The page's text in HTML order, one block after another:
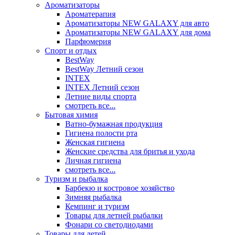
Ароматизаторы
Ароматерапия
Ароматизаторы NEW GALAXY для авто
Ароматизаторы NEW GALAXY для дома
Парфюмерия
Спорт и отдых
BestWay
BestWay Летний сезон
INTEX
INTEX Летний сезон
Летние виды спорта
смотреть все...
Бытовая химия
Ватно-бумажная продукция
Гигиена полости рта
Женская гигиена
Женские средства для бритья и ухода
Личная гигиена
смотреть все...
Туризм и рыбалка
Барбекю и костровое хозяйство
Зимняя рыбалка
Кемпинг и туризм
Товары для летней рыбалки
Фонари со светодиодами